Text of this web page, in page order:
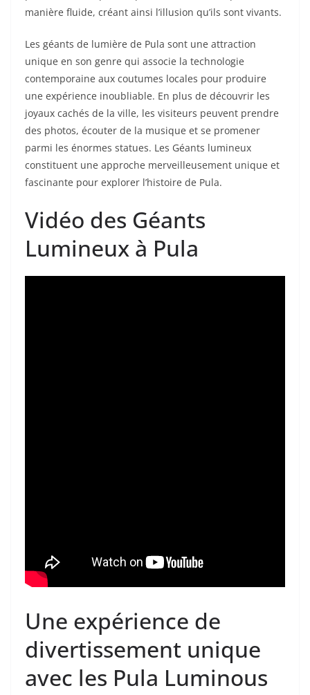
manière fluide, créant ainsi l’illusion qu’ils sont vivants.
Les géants de lumière de Pula sont une attraction
unique en son genre qui associe la technologie
contemporaine aux coutumes locales pour produire
une expérience inoubliable. En plus de découvrir les
joyaux cachés de la ville, les visiteurs peuvent prendre
des photos, écouter de la musique et se promener
parmi les énormes statues. Les Géants lumineux
constituent une approche merveilleusement unique et
fascinante pour explorer l’histoire de Pula.
Vidéo des Géants
Lumineux à Pula
Une expérience de
divertissement unique
avec les Pula Luminous